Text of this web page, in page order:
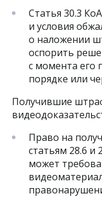
Статья 30.3
и условия
о наложении
оспорить
с момента его
порядке или
Получившие
Право на
статьям 28.6
может